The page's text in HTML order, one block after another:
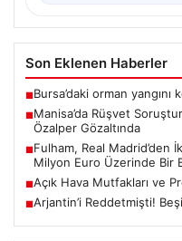
Son Eklenen Haberler
■Bursa’daki orman yangını
■Manisa’da Rüşvet
Özalper Gözaltında
■Fulham, Real Madrid’den
Milyon Euro Üzerinde Bir
■Açık Hava Mutfakları ve
■Arjantin’i Reddetmişti!